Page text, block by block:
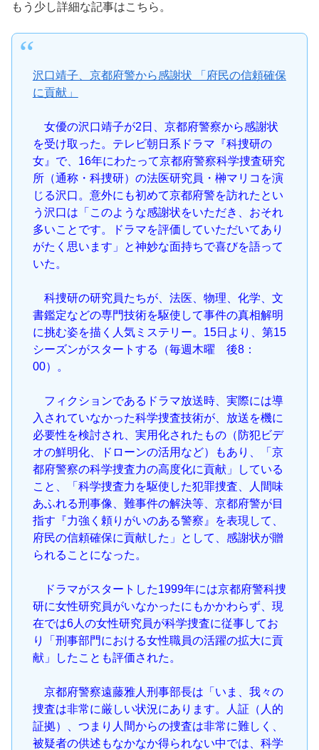
もう少し詳細な記事はこちら。
沢口靖子、京都府警から感謝状 「府民の信頼確保
に貢献」
女優の沢口靖子が2日、京都府警察から感謝状
を受け取った。テレビ朝日系ドラマ『科捜研の
女』で、16年にわたって京都府警察科学捜査研究
所（通称・科捜研）の法医研究員・榊マリコを演
じる沢口。意外にも初めて京都府警を訪れたとい
う沢口は「このような感謝状をいただき、おそれ
多いことです。ドラマを評価していただいてあり
がたく思います」と神妙な面持ちで喜びを語って
いた。
科捜研の研究員たちが、法医、物理、化学、文
書鑑定などの専門技術を駆使して事件の真相解明
に挑む姿を描く人気ミステリー。15日より、第15
シーズンがスタートする（毎週木曜 後8：
00）。
フィクションであるドラマ放送時、実際には導
入されていなかった科学捜査技術が、放送を機に
必要性を検討され、実用化されたもの（防犯ビデ
オの鮮明化、ドローンの活用など）もあり、「京
都府警察の科学捜査力の高度化に貢献」している
こと、「科学捜査力を駆使した犯罪捜査、人間味
あふれる刑事像、難事件の解決等、京都府警が目
指す『力強く頼りがいのある警察』を表現して、
府民の信頼確保に貢献した」として、感謝状が贈
られることになった。
ドラマがスタートした1999年には京都府警科捜
研に女性研究員がいなかったにもかかわらず、現
在では6人の女性研究員が科学捜査に従事してお
り「刑事部門における女性職員の活躍の拡大に貢
献」したことも評価された。
京都府警察遠藤雅人刑事部長は「いま、我々の
捜査は非常に厳しい状況にあります。人証（人的
証拠）、つまり人間からの捜査は非常に難しく、
被疑者の供述もなかなか得られない中では、科学